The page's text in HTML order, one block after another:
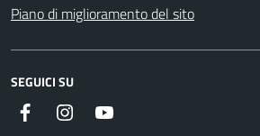
Piano di miglioramento del sito
SEGUICI SU
Facebook Instagram